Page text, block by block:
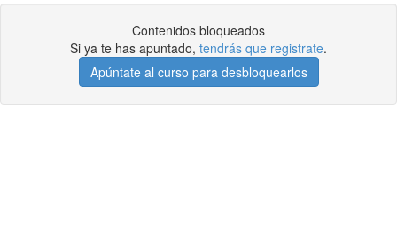
Contenidos bloqueados
Si ya te has apuntado, tendrás que registrate.
Apúntate al curso para desbloquearlos